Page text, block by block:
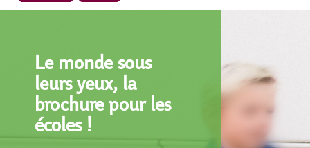
Le monde sous
leurs yeux, la
brochure pour les
écoles !